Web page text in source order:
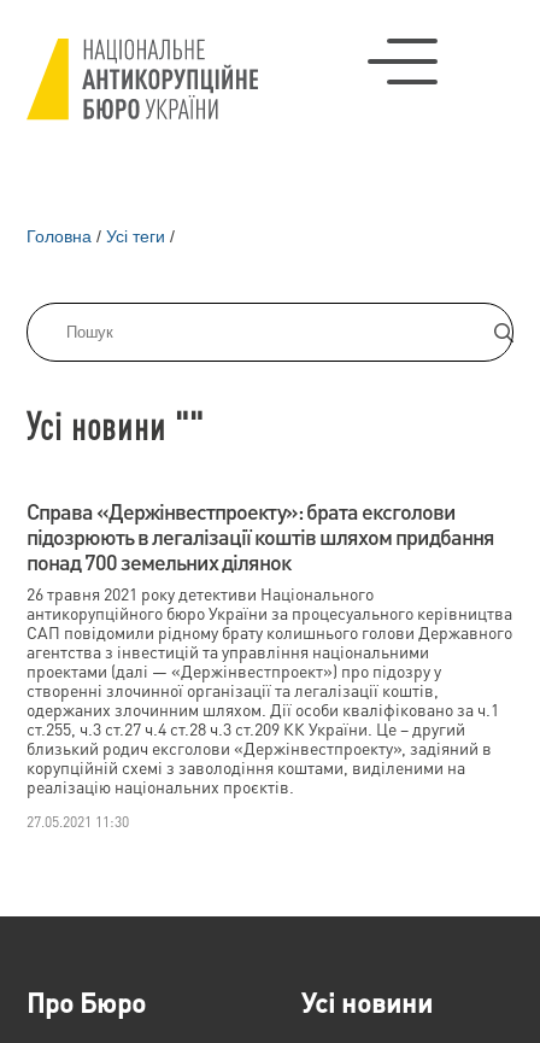
Головна / Усі теги /
Усі новини ""
Справа «Держінвестпроекту»: брата ексголови
підозрюють в легалізації коштів шляхом придбання
понад 700 земельних ділянок
26 травня 2021 року детективи Національного
антикорупційного бюро України за процесуального керівництва
САП повідомили рідному брату колишнього голови Державного
агентства з інвестицій та управління національними
проектами (далі — «Держінвестпроект») про підозру у
створенні злочинної організації та легалізації коштів,
одержаних злочинним шляхом. Дії особи кваліфіковано за ч.1
ст.255, ч.3 ст.27 ч.4 ст.28 ч.3 ст.209 КК України. Це – другий
близький родич ексголови «Держінвестпроекту», задіяний в
корупційній схемі з заволодіння коштами, виділеними на
реалізацію національних проєктів.
27.05.2021 11:30
Про Бюро Усі новини